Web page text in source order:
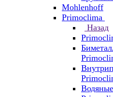
Mohlenhoff
Primoclima
Назад